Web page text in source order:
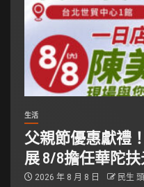
生活
父親節優惠獻禮
展 8/8擔任華陀
2026 年 8 月 8 日 民生